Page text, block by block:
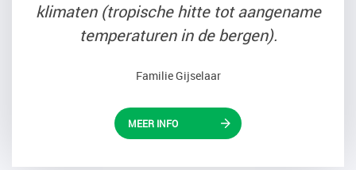
klimaten (tropische hitte tot aangename
temperaturen in de bergen).
Familie Gijselaar
MEER INFO